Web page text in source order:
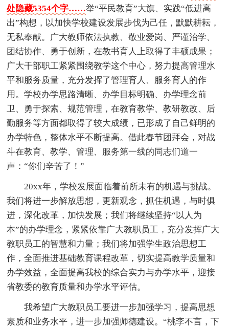
处隐藏5354个字……举“平民教育”大旗、实践“低进高
出”构想，以加快学校建设发展步伐为己任，默默耕耘，
无私奉献。广大教师依法执教、敬业爱岗、严谨治学、
团结协作、勇于创新，在教书育人上取得了丰硕成果；
广大干部职工紧紧围绕教学这个中心，努力提高管理水
平和服务质量，充分发挥了管理育人、服务育人的作
用。学校办学思路清晰、办学目标明确、办学理念前
卫、勇于探索、规范管理，在教育教学、教研教改、后
勤服务等方面都取得了较大成绩，已形成了自己鲜明的
办学特色，整体水平不断提高。借此春节团拜会，对战
斗在教育、教学、管理、服务第一线的同志们道一
声：“你们辛苦了！”
20xx年，学校发展面临着前所未有的机遇与挑战。
我们将进一步解放思想，更新观念，抓住机遇，与时俱
进，深化改革，加快发展；我们将继续坚持“以人为
本”的办学理念，紧紧依靠广大教职员工，充分发挥广大
教职员工的智慧和力量；我们将加强学生政治思想工
作，全面推进基础教育课程改革，切实提高教学质量和
办学效益，全面提高我校的综合实力与办学水平，迎接
省教委的教育质量和办学水平评估。
我希望广大教职员工要进一步加强学习，提高思想
素质和业务水平，进一步加强师德建设。“桃李不言，下